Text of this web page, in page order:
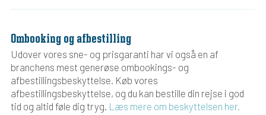
Ombooking og afbestilling
Udover vores sne- og prisgaranti har vi også en af
branchens mest generøse ombookings- og
afbestillingsbeskyttelse. Køb vores
afbestillingsbeskyttelse, og du kan bestille din rejse i god
tid og altid føle dig tryg. Læs mere om beskyttelsen her.